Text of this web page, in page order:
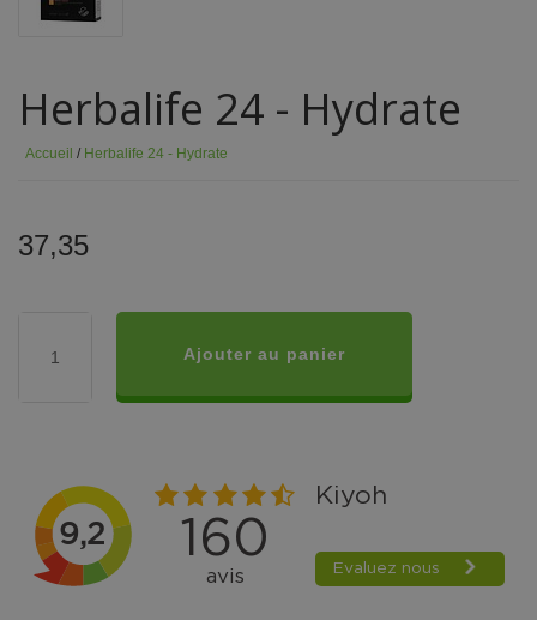
Herbalife 24 - Hydrate
Accueil / Herbalife 24 - Hydrate
37,35
Ajouter au panier